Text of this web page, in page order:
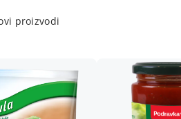
proizvodi